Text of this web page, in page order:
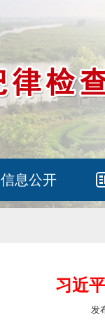
信息公开
习近
发